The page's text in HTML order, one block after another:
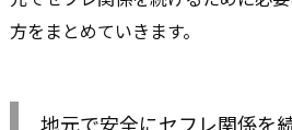
方をまとめていきます。
地元で安全にセフレ関係を